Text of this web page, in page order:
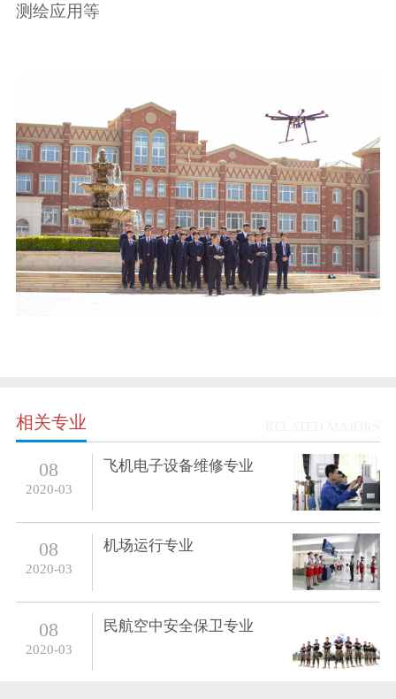
测绘应用等
相关专业
08
2020-03
飞机电子设备维修专业
08
2020-03
机场运行专业
08
2020-03
民航空中安全保卫专业